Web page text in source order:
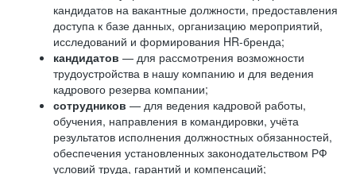
кандидатов на вакантные должности, предоставления
доступа к базе данных, организацию мероприятий,
исследований и формирования HR-бренда;
кандидатов — для рассмотрения возможности
трудоустройства в нашу компанию и для ведения
кадрового резерва компании;
сотрудников — для ведения кадровой работы,
обучения, направления в командировки, учёта
результатов исполнения должностных обязанностей,
обеспечения установленных законодательством РФ
условий труда, гарантий и компенсаций;